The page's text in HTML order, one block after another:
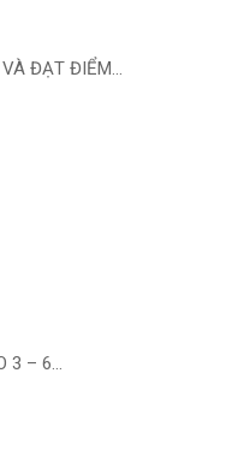
ĐẠT ĐIỂM...
3 – 6...